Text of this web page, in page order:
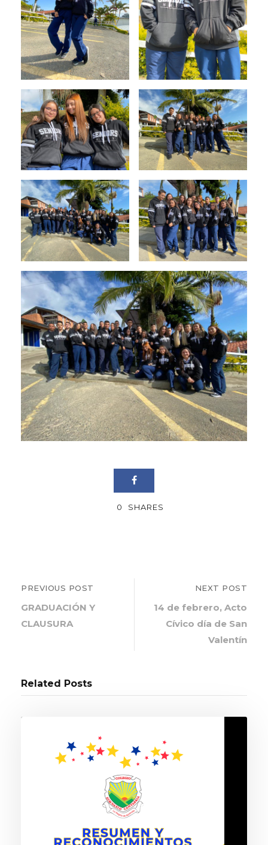
0 SHARES
PREVIOUS POST
GRADUACIÓN Y
CLAUSURA
NEXT POST
14 de febrero, Acto
Cívico día de San
Valentín
Related Posts